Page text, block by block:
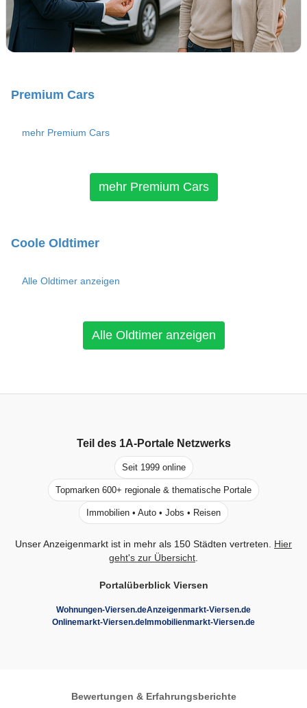
Premium Cars
mehr Premium Cars
mehr Premium Cars
Coole Oldtimer
Alle Oldtimer anzeigen
Alle Oldtimer anzeigen
Teil des 1A-PortaleNetzwerks
Seit 1999 online
Topmarken 600+ regionale & thematische Portale
Immobilien • Auto • Jobs • Reisen
Unser Anzeigenmarkt ist in mehr als 150 Städten vertreten. Hier
geht's zur Übersicht.
Portalüberblick Viersen
Wohnungen-Viersen.deAnzeigenmarkt-Viersen.de
Onlinemarkt-Viersen.de Immobilienmarkt-Viersen.de
Bewertungen & Erfahrungsberichte